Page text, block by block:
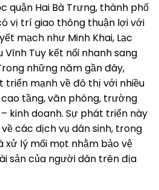
quận Hai Bà Trưng, thành phố
vị trí giao thông thuận lợi với
mạch như Minh Khai, Lạc
Vĩnh Tuy kết nối nhanh sang
những năm gần đây,
triển mạnh về đô thị với nhiều
tầng, văn phòng, trường
kinh doanh. Sự phát triển này
các dịch vụ dân sinh, trong
xử lý mối mọt nhằm bảo vệ
sản của người dân trên địa